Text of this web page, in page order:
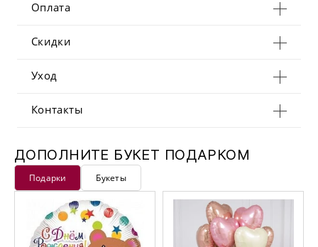
Оплата
Скидки
Уход
Контакты
ДОПОЛНИТЕ БУКЕТ ПОДАРКОМ
Подарки Букеты